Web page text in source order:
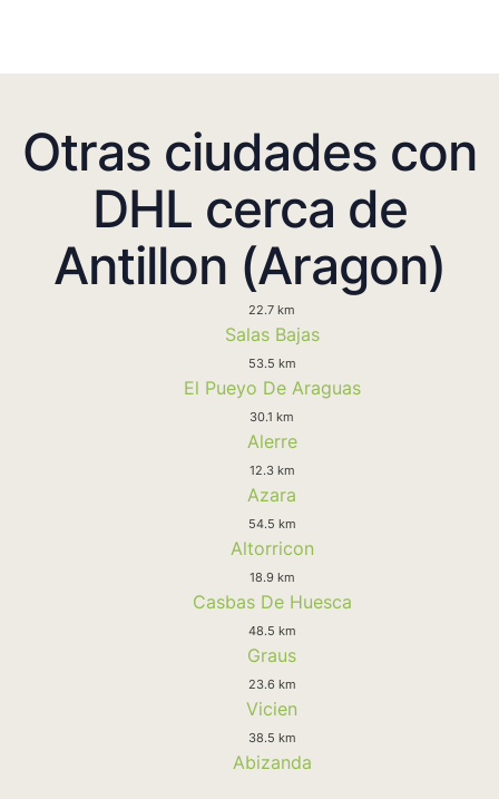
Otras ciudades con
DHL cerca de
Antillon (Aragon)
22.7 km
Salas Bajas
53.5 km
El Pueyo De Araguas
30.1 km
Alerre
12.3 km
Azara
54.5 km
Altorricon
18.9 km
Casbas De Huesca
48.5 km
Graus
23.6 km
Vicien
38.5 km
Abizanda